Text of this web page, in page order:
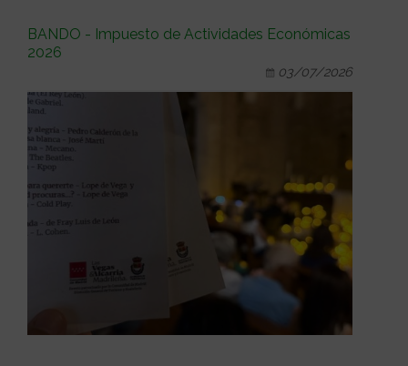
BANDO - Impuesto de Actividades Económicas
2026
03/07/2026